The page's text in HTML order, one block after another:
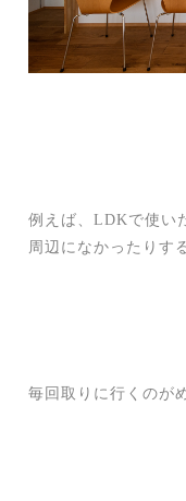
例えば、LDKで使い
周辺になかったりす
毎回取りに行くのが